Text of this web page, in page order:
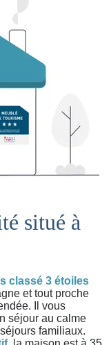
situé à
classé 3 étoiles
et tout proche
Il vous
séjour au calme
familiaux.